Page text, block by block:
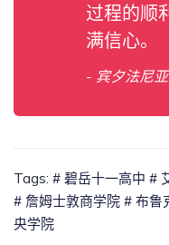
过程的顺
满信心。
- 宾夕法尼
Tags: # 碧岳十一高中 #
# 詹姆士敦商学院 # 布鲁
央学院